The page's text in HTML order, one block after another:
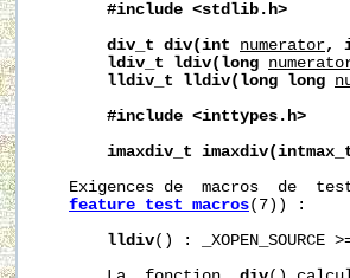
#include <stdlib.h>
div_t div(int numerator,
ldiv_t
ldiv(long
lldiv_t
lldiv(long long
#include <inttypes.h>
imaxdiv_t
Exigences de  macros  de
feature_test_macros(7)) :
lldiv() :